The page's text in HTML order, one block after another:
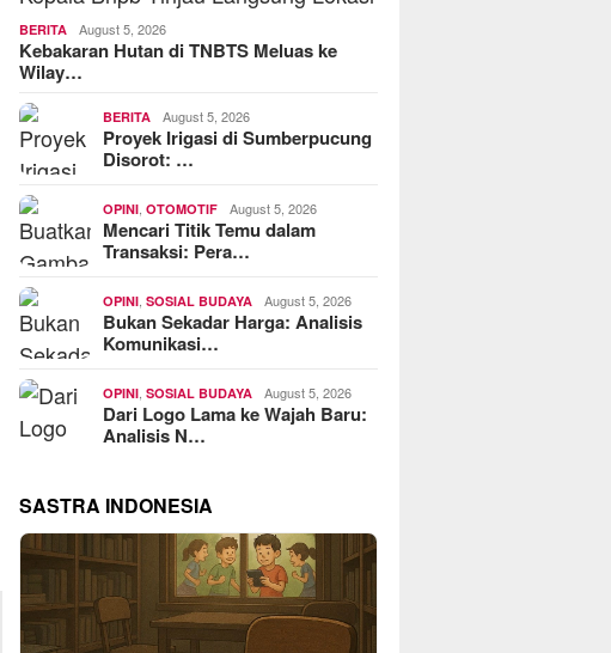
BERITA August 5, 2026
Kebakaran Hutan di TNBTS Meluas ke
Wilay…
BERITA August 5, 2026
Proyek Irigasi di Sumberpucung
Disorot: …
OPINI ,OTOMOTIF August 5, 2026
Mencari Titik Temu dalam
Transaksi: Pera…
OPINI ,SOSIAL BUDAYA August 5, 2026
Bukan Sekadar Harga: Analisis
Komunikasi…
OPINI ,SOSIAL BUDAYA August 5, 2026
Dari Logo Lama ke Wajah Baru:
Analisis N…
SASTRA INDONESIA